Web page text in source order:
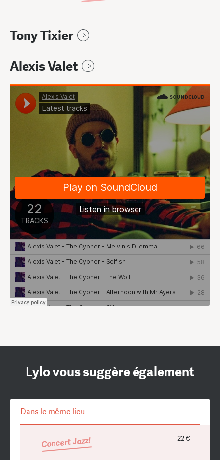
Tony Tixier
Alexis Valet
Lylo vous suggère également
Dans le même lieu
22 €
Concert Jazz!